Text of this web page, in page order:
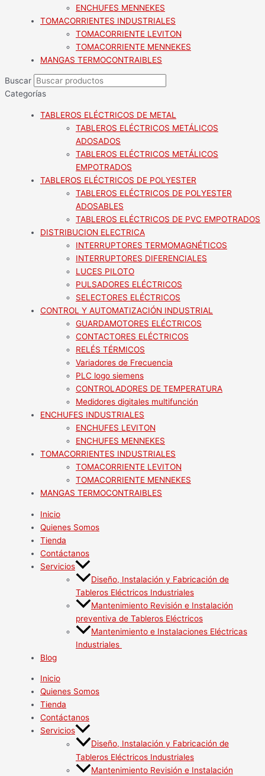
ENCHUFES MENNEKES
TOMACORRIENTES INDUSTRIALES
TOMACORRIENTE LEVITON
TOMACORRIENTE MENNEKES
MANGAS TERMOCONTRAIBLES
Buscar
Categorías
TABLEROS ELÉCTRICOS DE METAL
TABLEROS ELÉCTRICOS METÁLICOS
ADOSADOS
TABLEROS ELÉCTRICOS METÁLICOS
EMPOTRADOS
TABLEROS ELÉCTRICOS DE POLYESTER
TABLEROS ELÉCTRICOS DE POLYESTER
ADOSABLES
TABLEROS ELÉCTRICOS DE PVC EMPOTRADOS
DISTRIBUCION ELECTRICA
INTERRUPTORES TERMOMAGNÉTICOS
INTERRUPTORES DIFERENCIALES
LUCES PILOTO
PULSADORES ELÉCTRICOS
SELECTORES ELÉCTRICOS
CONTROL Y AUTOMATIZACIÓN INDUSTRIAL
GUARDAMOTORES ELÉCTRICOS
CONTACTORES ELÉCTRICOS
RELÉS TÉRMICOS
Variadores de Frecuencia
PLC logo siemens
CONTROLADORES DE TEMPERATURA
Medidores digitales multifunción
ENCHUFES INDUSTRIALES
ENCHUFES LEVITON
ENCHUFES MENNEKES
TOMACORRIENTES INDUSTRIALES
TOMACORRIENTE LEVITON
TOMACORRIENTE MENNEKES
MANGAS TERMOCONTRAIBLES
Inicio
Quienes Somos
Tienda
Contáctanos
Servicios
Diseño, Instalación y Fabricación de
Tableros Eléctricos Industriales
Mantenimiento Revisión e Instalación
preventiva de Tableros Eléctricos
Mantenimiento e Instalaciones Eléctricas
Industriales
Blog
Inicio
Quienes Somos
Tienda
Contáctanos
Servicios
Diseño, Instalación y Fabricación de
Tableros Eléctricos Industriales
Mantenimiento Revisión e Instalación